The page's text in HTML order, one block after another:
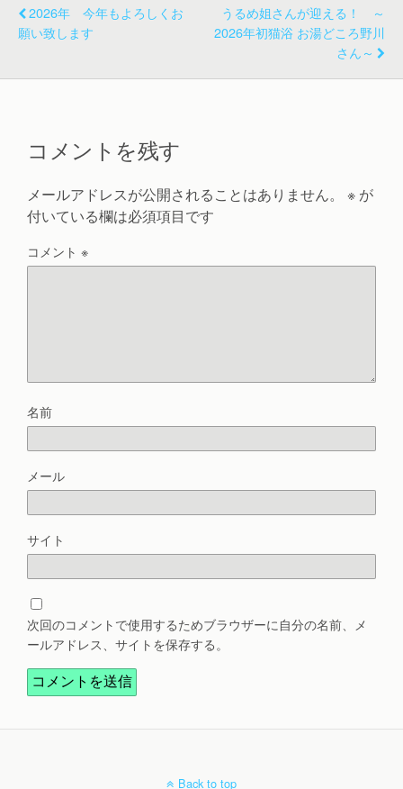
2026年 今年もよろしくお
願い致します
うるめ姐さんが迎える！ ～
2026年初猫浴 お湯どころ野川
さん～
コメントを残す
メールアドレスが公開されることはありません。 ※ が
付いている欄は必須項目です
コメント ※
名前
メール
サイト
次回のコメントで使用するためブラウザーに自分の名前、メ
ールアドレス、サイトを保存する。
Back to top